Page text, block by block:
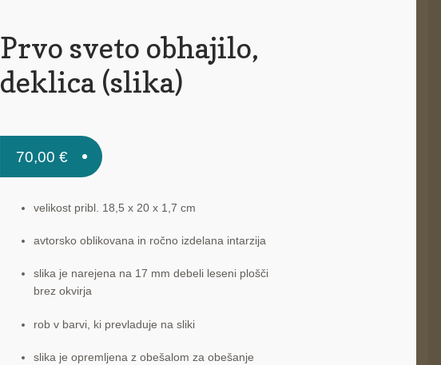
Prvo sveto obhajilo,
deklica (slika)
70,00 €
velikost pribl. 18,5 x 20 x 1,7 cm
avtorsko oblikovana in ročno izdelana intarzija
slika je narejena na 17 mm debeli leseni plošči
brez okvirja
rob v barvi, ki prevladuje na sliki
slika je opremljena z obešalom za obešanje